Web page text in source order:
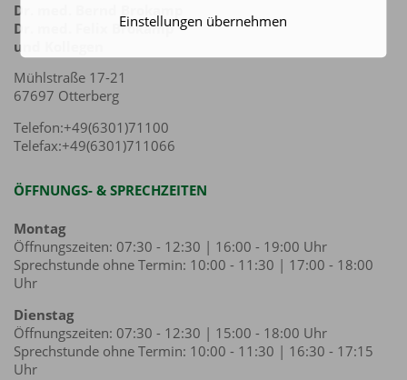
Dr. med. Bernd Brokamp
Dr. med. Felix Brokamp
und Kollegen
Mühlstraße 17-21
67697 Otterberg
Telefon:+49(6301)71100
Telefax:+49(6301)711066
ÖFFNUNGS- & SPRECHZEITEN
Montag
Öffnungszeiten: 07:30 - 12:30 | 16:00 - 19:00 Uhr
Sprechstunde ohne Termin: 10:00 - 11:30 | 17:00 - 18:00
Uhr
Dienstag
Öffnungszeiten: 07:30 - 12:30 | 15:00 - 18:00 Uhr
Sprechstunde ohne Termin: 10:00 - 11:30 | 16:30 - 17:15
Uhr
Einstellungen übernehmen